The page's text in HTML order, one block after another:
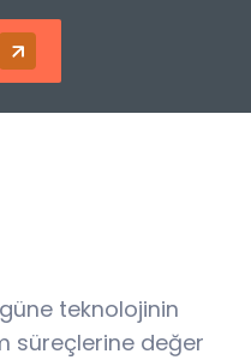
teknolojinin
süreçlerine değer